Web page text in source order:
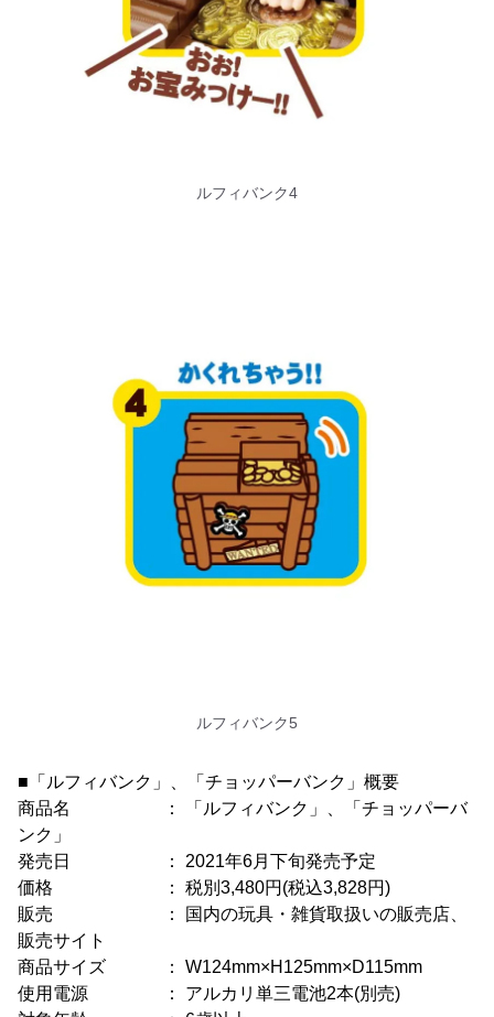
ルフィバンク4
ルフィバンク5
■「ルフィバンク」、「チョッパーバンク」概要
商品名 ： 「ルフィバンク」、「チョッパーバ
ンク」
発売日 ： 2021年6月下旬発売予定
価格 ： 税別3,480円(税込3,828円)
販売 ： 国内の玩具・雑貨取扱いの販売店、
販売サイト
商品サイズ ： W124mm×H125mm×D115mm
使用電源 ： アルカリ単三電池2本(別売)